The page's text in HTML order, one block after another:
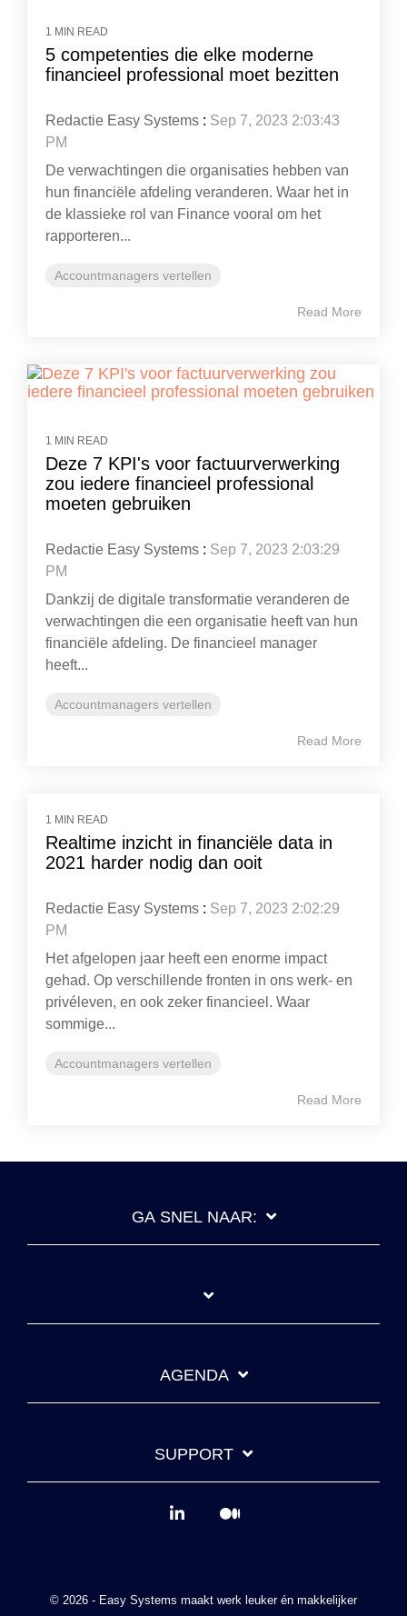
1 MIN READ
5 competenties die elke moderne
financieel professional moet bezitten
Redactie Easy Systems : Sep 7, 2023 2:03:43
PM
De verwachtingen die organisaties hebben van
hun financiële afdeling veranderen. Waar het in
de klassieke rol van Finance vooral om het
rapporteren...
Accountmanagers vertellen
Read More
1 MIN READ
Deze 7 KPI's voor factuurverwerking
zou iedere financieel professional
moeten gebruiken
Redactie Easy Systems : Sep 7, 2023 2:03:29
PM
Dankzij de digitale transformatie veranderen de
verwachtingen die een organisatie heeft van hun
financiële afdeling. De financieel manager
heeft...
Accountmanagers vertellen
Read More
1 MIN READ
Realtime inzicht in financiële data in
2021 harder nodig dan ooit
Redactie Easy Systems : Sep 7, 2023 2:02:29
PM
Het afgelopen jaar heeft een enorme impact
gehad. Op verschillende fronten in ons werk- en
privéleven, en ook zeker financieel. Waar
sommige...
Accountmanagers vertellen
Read More
GA SNEL NAAR:
AGENDA
SUPPORT
© 2026 - Easy Systems maakt werk leuker én makkelijker